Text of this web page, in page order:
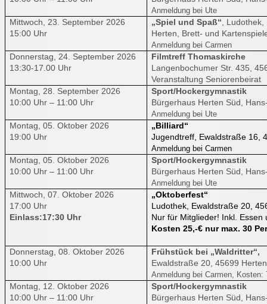
Anmeldung bei Ute
Mittwoch, 23. September 2026
15:00 Uhr
„Spiel und Spaß“, Ludothek,
Herten, Brett- und
Anmeldung bei Carmen
Donnerstag, 24. September 2026
13:30-17.00 Uhr
Filmtreff Thomaskirche
Langenbochumer Str. 435,
Veranstaltung Seniorenbeirat
Montag, 28. September 2026
10:00 Uhr – 11:00 Uhr
Sport/Hockergymnastik
Bürgerhaus Herten Süd,
Anmeldung bei Ute
Montag, 05. Oktober 2026
19:00 Uhr
„Billiard“
Jugendtreff, Ewaldstraße 16,
Anmeldung bei Carmen
Montag, 05. Oktober 2026
10:00 Uhr – 11:00 Uhr
Sport/Hockergymnastik
Bürgerhaus Herten Süd,
Anmeldung bei Ute
Mittwoch, 07. Oktober 2026
17:00 Uhr
Einlass:17:30 Uhr
„Oktoberfest“
Ludothek, Ewaldstraße 20,
Nur für Mitglieder! Inkl. Essen
Kosten 25,-€ nur max. 30
Donnerstag, 08. Oktober 2026
10:00 Uhr
Frühstück bei „Waldritter“,
Ewaldstraße 20, 45699 Herten
Anmeldung bei Carmen, Kosten:
Montag, 12. Oktober 2026
10:00 Uhr – 11:00 Uhr
Sport/Hockergymnastik
Bürgerhaus Herten Süd,